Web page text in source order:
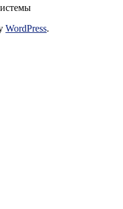
WordPress.